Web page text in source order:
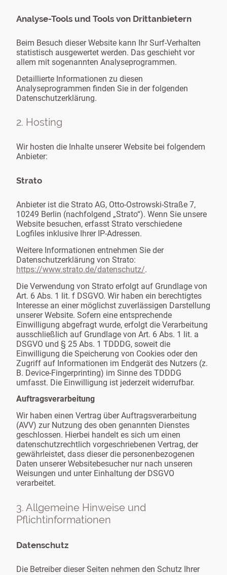
Analyse-Tools und Tools von Drittanbietern
Beim Besuch dieser Website kann Ihr Surf-Verhalten
statistisch ausgewertet werden. Das geschieht vor
allem mit sogenannten Analyseprogrammen.
Detaillierte Informationen zu diesen
Analyseprogrammen finden Sie in der folgenden
Datenschutzerklärung.
2. Hosting
Wir hosten die Inhalte unserer Website bei folgendem
Anbieter:
Strato
Anbieter ist die Strato AG, Otto-Ostrowski-Straße 7,
10249 Berlin (nachfolgend „Strato“). Wenn Sie unsere
Website besuchen, erfasst Strato verschiedene
Logfiles inklusive Ihrer IP-Adressen.
Weitere Informationen entnehmen Sie der
Datenschutzerklärung von Strato:
https://www.strato.de/datenschutz/.
Die Verwendung von Strato erfolgt auf Grundlage von
Art. 6 Abs. 1 lit. f DSGVO. Wir haben ein berechtigtes
Interesse an einer möglichst zuverlässigen Darstellung
unserer Website. Sofern eine entsprechende
Einwilligung abgefragt wurde, erfolgt die Verarbeitung
ausschließlich auf Grundlage von Art. 6 Abs. 1 lit. a
DSGVO und § 25 Abs. 1 TDDDG, soweit die
Einwilligung die Speicherung von Cookies oder den
Zugriff auf Informationen im Endgerät des Nutzers (z.
B. Device-Fingerprinting) im Sinne des TDDDG
umfasst. Die Einwilligung ist jederzeit widerrufbar.
Auftragsverarbeitung
Wir haben einen Vertrag über Auftragsverarbeitung
(AVV) zur Nutzung des oben genannten Dienstes
geschlossen. Hierbei handelt es sich um einen
datenschutzrechtlich vorgeschriebenen Vertrag, der
gewährleistet, dass dieser die personenbezogenen
Daten unserer Websitebesucher nur nach unseren
Weisungen und unter Einhaltung der DSGVO
verarbeitet.
3. Allgemeine Hinweise und
Pflichtinformationen
Datenschutz
Die Betreiber dieser Seiten nehmen den Schutz Ihrer